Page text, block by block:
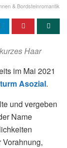
& Bordsteinromantik
Haar
im Mai 2021
Asozial.
und vergeben
Name